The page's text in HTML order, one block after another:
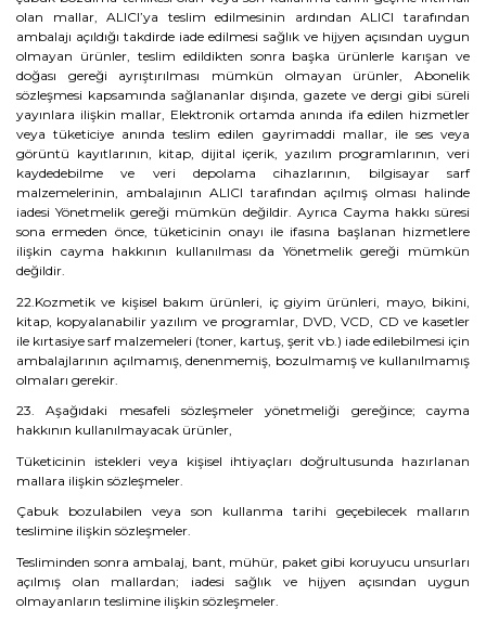
olan mallar, ALICI’ya teslim edilmesinin ardından ALICI tarafından
ambalajı açıldığı takdirde iade edilmesi sağlık ve hijyen açısından uygun
olmayan ürünler, teslim edildikten sonra başka ürünlerle karışan ve
doğası gereği ayrıştırılması mümkün olmayan ürünler, Abonelik
sözleşmesi kapsamında sağlananlar dışında, gazete ve dergi gibi süreli
yayınlara ilişkin mallar, Elektronik ortamda anında ifa edilen hizmetler
veya tüketiciye anında teslim edilen gayrimaddi mallar, ile ses veya
görüntü kayıtlarının, kitap, dijital içerik, yazılım programlarının, veri
kaydedebilme ve veri depolama cihazlarının, bilgisayar sarf
malzemelerinin, ambalajının ALICI tarafından açılmış olması halinde
iadesi Yönetmelik gereği mümkün değildir. Ayrıca Cayma hakkı süresi
sona ermeden önce, tüketicinin onayı ile ifasına başlanan hizmetlere
ilişkin cayma hakkının kullanılması da Yönetmelik gereği mümkün
değildir.
22.Kozmetik ve kişisel bakım ürünleri, iç giyim ürünleri, mayo, bikini,
kitap, kopyalanabilir yazılım ve programlar, DVD, VCD, CD ve kasetler
ile kırtasiye sarf malzemeleri (toner, kartuş, şerit vb.) iade edilebilmesi için
ambalajlarının açılmamış, denenmemiş, bozulmamış ve kullanılmamış
olmaları gerekir.
23. Aşağıdaki mesafeli sözleşmeler yönetmeliği gereğince; cayma
hakkının kullanılmayacak ürünler,
Tüketicinin istekleri veya kişisel ihtiyaçları doğrultusunda hazırlanan
mallara ilişkin sözleşmeler.
Çabuk bozulabilen veya son kullanma tarihi geçebilecek malların
teslimine ilişkin sözleşmeler.
Tesliminden sonra ambalaj, bant, mühür, paket gibi koruyucu unsurları
açılmış olan mallardan; iadesi sağlık ve hijyen açısından uygun
olmayanların teslimine ilişkin sözleşmeler.